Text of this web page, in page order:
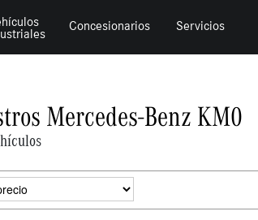
Concesionarios Servicios
Mercedes-Benz KM0